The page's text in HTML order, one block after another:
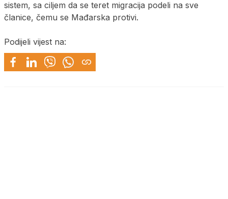
sistem, sa ciljem da se teret migracija podeli na sve
članice, čemu se Mađarska protivi.
Podijeli vijest na: